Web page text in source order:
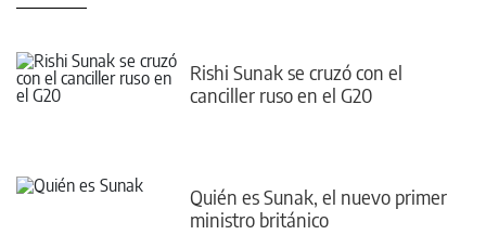
Rishi Sunak se cruzó con el
canciller ruso en el G20
Quién es Sunak, el nuevo primer
ministro británico